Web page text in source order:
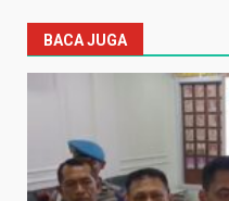
BACA JUGA